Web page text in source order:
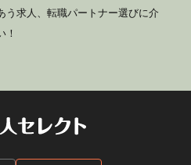
う求人、転職パートナー選びに介
！